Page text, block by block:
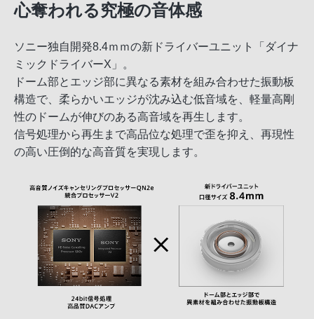
心奪われる究極の音体感
ソニー独自開発8.4ｍｍの新ドライバーユニット「ダイナ
ミックドライバーX」。
ドーム部とエッジ部に異なる素材を組み合わせた振動板
構造で、柔らかいエッジが沈み込む低音域を、軽量高剛
性のドームが伸びのある高音域を再生します。
信号処理から再生まで高品位な処理で歪を抑え、再現性
の高い圧倒的な高音質を実現します。